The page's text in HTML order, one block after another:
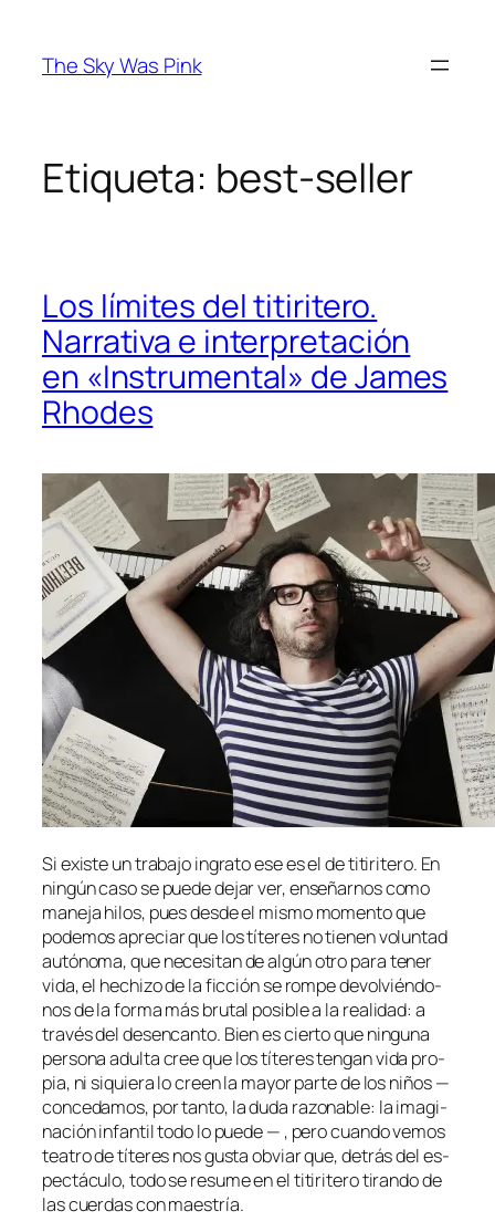
contenido
The Sky Was Pink
Etiqueta: best-seller
Los límites del titiritero.
Narrativa e interpretación
en «Instrumental» de James
Rhodes
Si exis­te un tra­ba­jo in­gra­to ese es el de ti­ti­ri­te­ro. En
nin­gún ca­so se pue­de de­jar ver, en­se­ñar­nos co­mo
ma­ne­ja hi­los, pues des­de el mis­mo mo­men­to que
po­de­mos apre­ciar que los tí­te­res no tie­nen vo­lun­tad
au­tó­no­ma, que ne­ce­si­tan de al­gún otro pa­ra te­ner
vi­da, el he­chi­zo de la fic­ción se rom­pe de­vol­vién­do­
nos de la for­ma más bru­tal po­si­ble a la reali­dad: a
tra­vés del des­en­can­to. Bien es cier­to que nin­gu­na
per­so­na adul­tacreeque los tí­te­res ten­gan vi­da pro­
pia, ni si­quie­ra lo creen la ma­yor par­te de los ni­ños —
con­ce­da­mos, por tan­to, la du­da ra­zo­na­ble: la ima­gi­
na­ción in­fan­til to­do lo pue­de — , pe­ro cuan­do ve­mos
tea­tro de tí­te­res nos gus­ta ob­viar que, de­trás del es­
pec­tácu­lo, to­do se re­su­me en el ti­ti­ri­te­ro ti­ran­do de
las cuer­das con maestría.